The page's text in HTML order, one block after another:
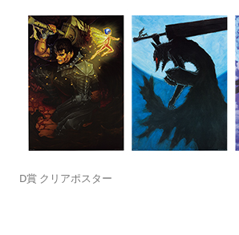
D賞 クリアポスター